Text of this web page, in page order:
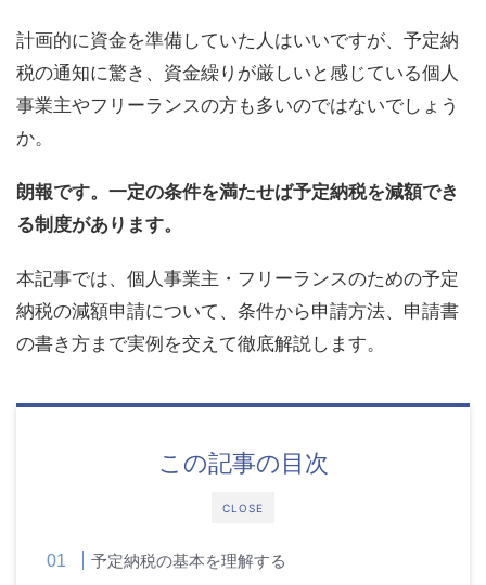
計画的に資金を準備していた人はいいですが、予定納
税の通知に驚き、資金繰りが厳しいと感じている個人
事業主やフリーランスの方も多いのではないでしょう
か。
朗報です。一定の条件を満たせば予定納税を減額でき
る制度があります。
本記事では、個人事業主・フリーランスのための予定
納税の減額申請について、条件から申請方法、申請書
の書き方まで実例を交えて徹底解説します。
CLOSE
この記事の目次
予定納税の基本を理解する